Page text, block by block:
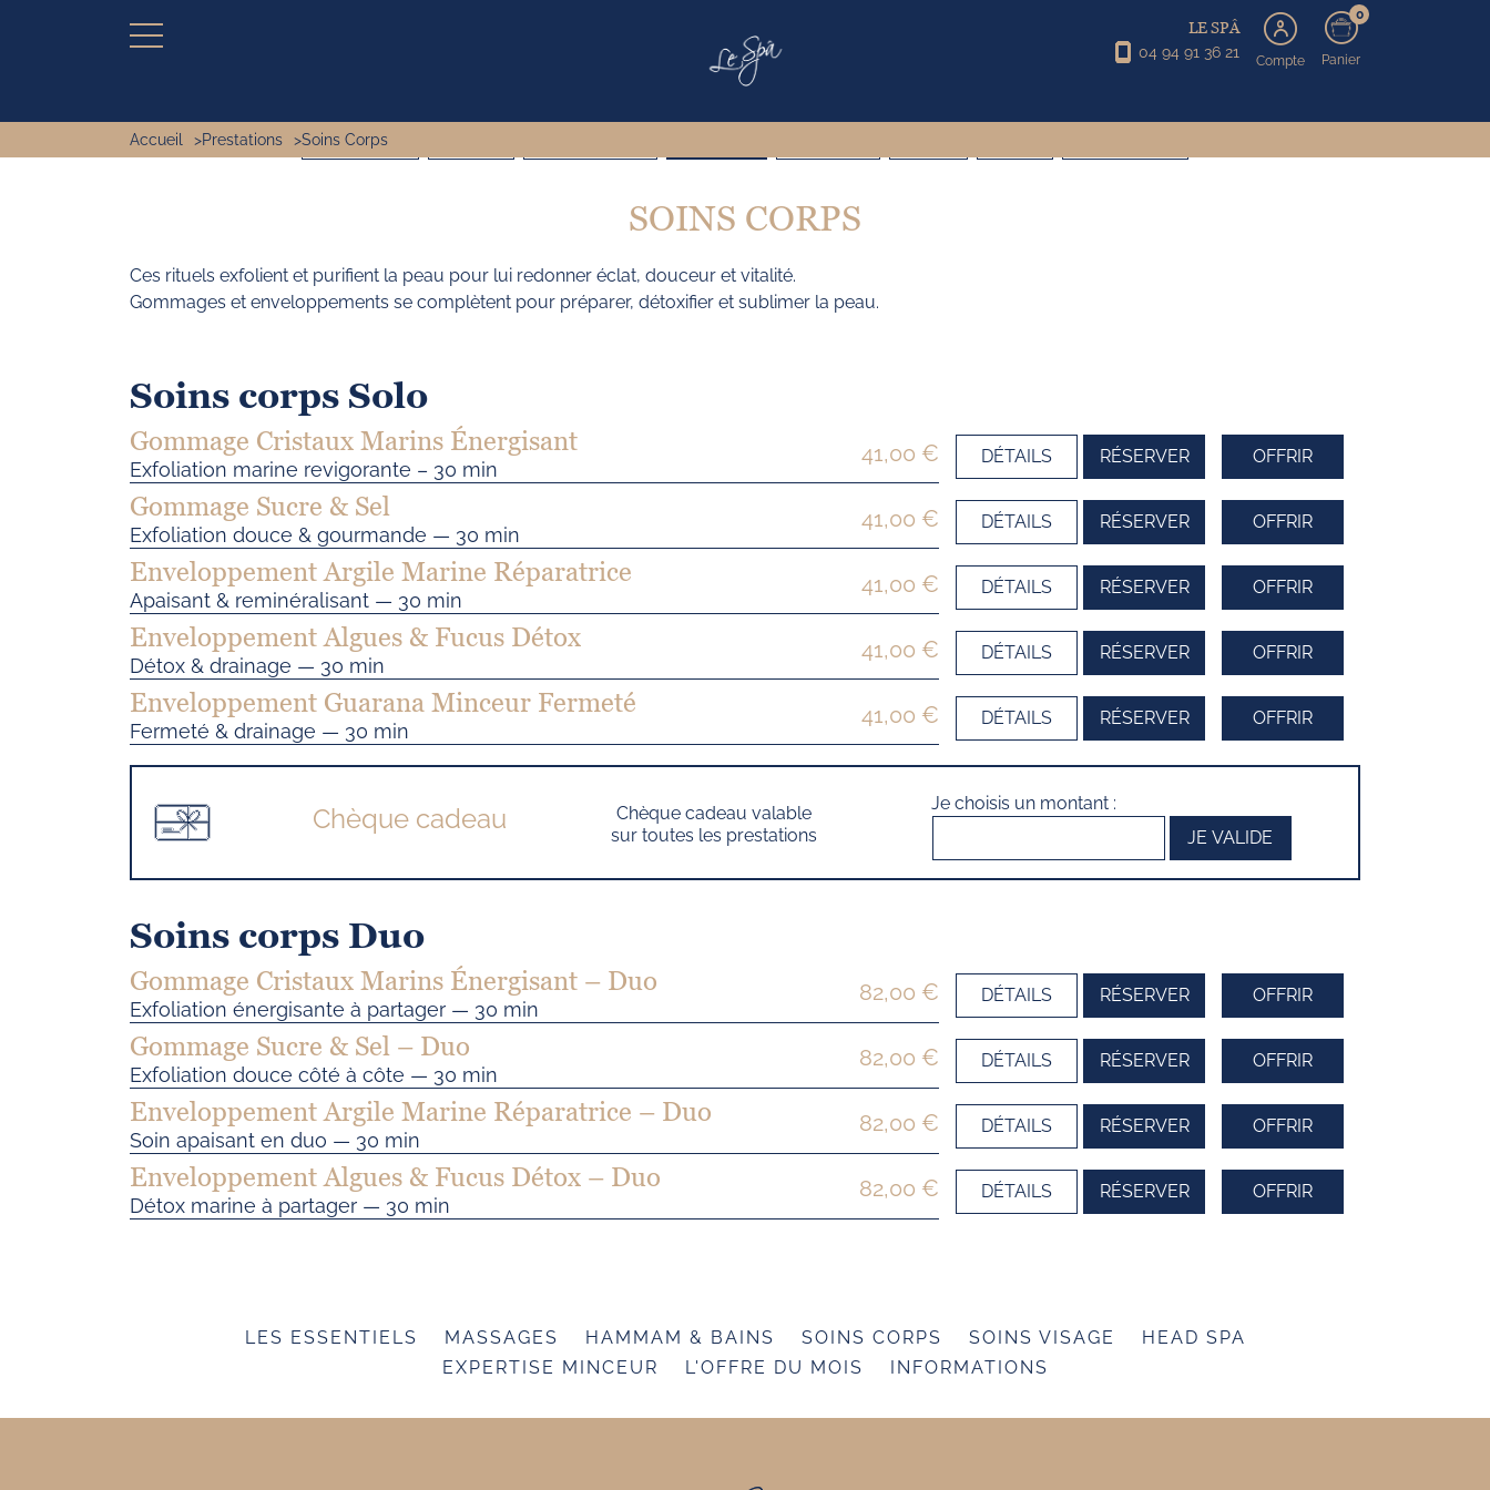
LE SPÂ
04 94 91 36 21
Compte
0
Panier
Accueil Prestations Soins Corps
LES ESSENTIELS
SOINS CORPS
Ces rituels exfolient et purifient la peau pour lui redonner éclat, douceur et vitalité.
Gommages et enveloppements se complètent pour préparer, détoxifier et sublimer la peau.
Soins corps Solo
Gommage Cristaux Marins Énergisant
Exfoliation marine revigorante – 30 min
41,00 € DÉTAILS RÉSERVER OFFRIR
Gommage Sucre & Sel
Exfoliation douce & gourmande — 30 min
41,00 € DÉTAILS RÉSERVER OFFRIR
Enveloppement Argile Marine Réparatrice
Apaisant & reminéralisant — 30 min
41,00 € DÉTAILS RÉSERVER OFFRIR
Enveloppement Algues & Fucus Détox
Détox & drainage — 30 min
41,00 € DÉTAILS RÉSERVER OFFRIR
Enveloppement Guarana Minceur Fermeté
Fermeté & drainage — 30 min
41,00 € DÉTAILS RÉSERVER OFFRIR
Chèque cadeau
Chèque cadeau valable
sur toutes les prestations
Je choisis un montant :
JE VALIDE
Soins corps Duo
Gommage Cristaux Marins Énergisant – Duo
Exfoliation énergisante à partager — 30 min
82,00 € DÉTAILS RÉSERVER OFFRIR
Gommage Sucre & Sel – Duo
Exfoliation douce côté à côte — 30 min
82,00 € DÉTAILS RÉSERVER OFFRIR
Enveloppement Argile Marine Réparatrice – Duo
Soin apaisant en duo — 30 min
82,00 € DÉTAILS RÉSERVER OFFRIR
Enveloppement Algues & Fucus Détox – Duo
Détox marine à partager — 30 min
82,00 € DÉTAILS RÉSERVER OFFRIR
LES ESSENTIELS MASSAGES HAMMAM & BAINS SOINS CORPS SOINS VISAGE
HEAD SPA
EXPERTISE MINCEUR
L'OFFRE DU MOIS INFORMATIONS